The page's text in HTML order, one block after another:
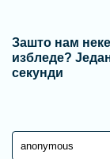
Зашто нам
избледе?
секунди